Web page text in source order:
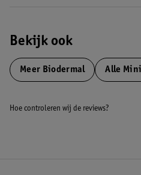
Bekijk ook
Meer Biodermal Alle
Hoe controleren wij de reviews?